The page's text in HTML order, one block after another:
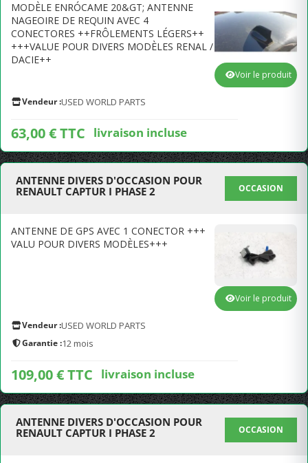
MODÈLE ENRÓCAME 20&GT; ANTENNE
NAGEOIRE DE REQUIN AVEC 4
CONECTORES ++FRÔLEMENTS LÉGERS++
+++VALUE POUR DIVERS MODÈLES RENAL /
DACIE++
Vendeur :USED WORLD PARTS
63,00 € TTC livraison incluse
Voir le produit
ANTENNE DIVERS D'OCCASION POUR
RENAULT CAPTUR I PHASE 2
OCCASION
ANTENNE DE GPS AVEC 1 CONECTOR +++
VALU POUR DIVERS MODÈLES+++
Vendeur :USED WORLD PARTS
Garantie :12 mois
109,00 € TTC livraison incluse
Voir le produit
ANTENNE DIVERS D'OCCASION POUR
RENAULT CAPTUR I PHASE 2
OCCASION